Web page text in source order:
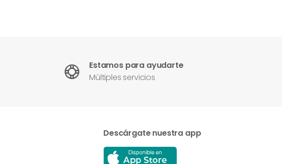
Estamos para ayudarte
Múltiples servicios
Descárgate nuestra app